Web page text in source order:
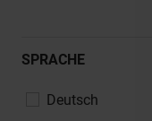
SPRACHE
Deutsch